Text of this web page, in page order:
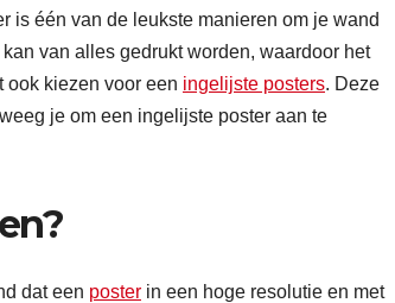
is één van de leukste manieren om je wand
van alles gedrukt worden, waardoor het
ook kiezen voor een ingelijste posters. Deze
je om een ingelijste poster aan te
dat een poster in een hoge resolutie en met